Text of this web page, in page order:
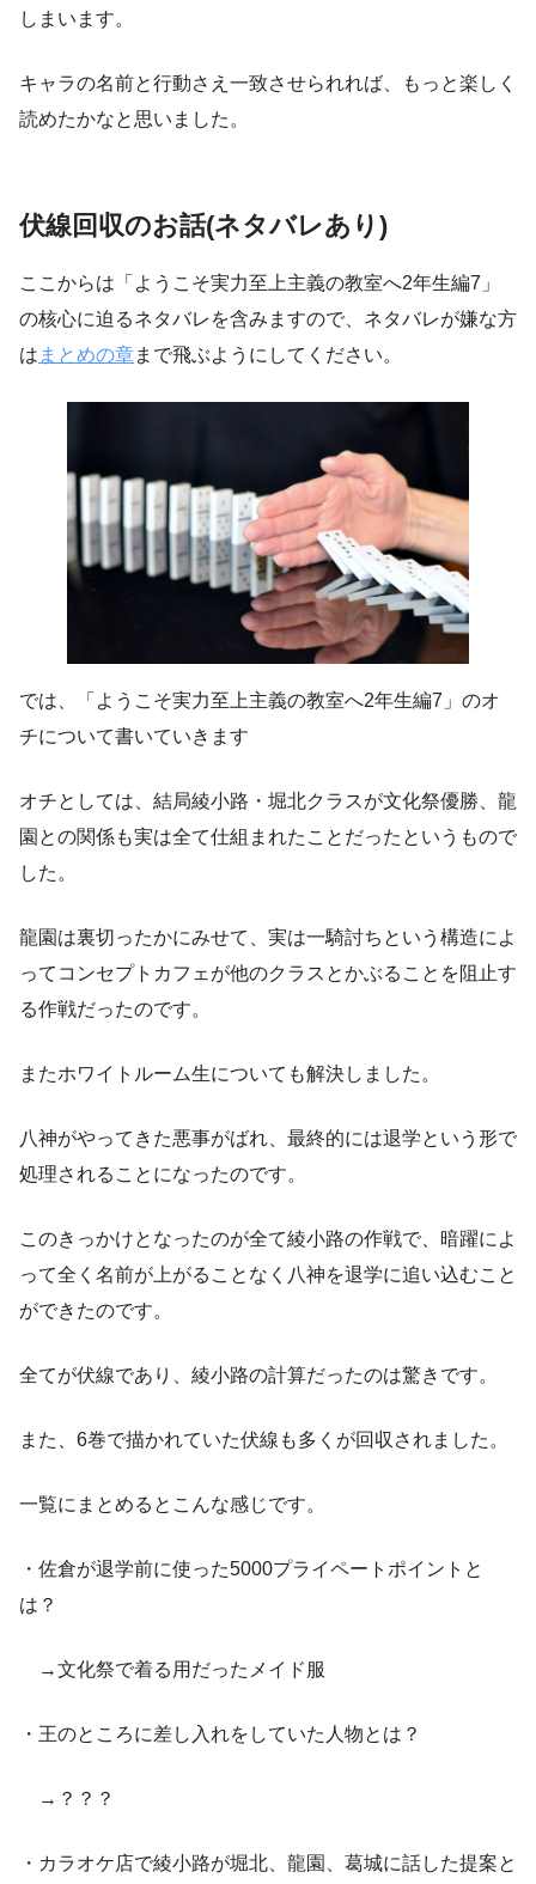
しまいます。
キャラの名前と行動さえ一致させられれば、もっと楽しく
読めたかなと思いました。
伏線回収のお話(ネタバレあり)
ここからは「ようこそ実力至上主義の教室へ2年生編7」
の核心に迫るネタバレを含みますので、ネタバレが嫌な方
は まとめの章まで飛ぶようにしてください。
では、「ようこそ実力至上主義の教室へ2年生編7」のオ
チについて書いていきます
オチとしては、結局綾小路・堀北クラスが文化祭優勝、龍
園との関係も実は全て仕組まれたことだったというもので
した。
龍園は裏切ったかにみせて、実は一騎討ちという構造によ
ってコンセプトカフェが他のクラスとかぶることを阻止す
る作戦だったのです。
またホワイトルーム生についても解決しました。
八神がやってきた悪事がばれ、最終的には退学という形で
処理されることになったのです。
このきっかけとなったのが全て綾小路の作戦で、暗躍によ
って全く名前が上がることなく八神を退学に追い込むこと
ができたのです。
全てが伏線であり、綾小路の計算だったのは驚きです。
また、6巻で描かれていた伏線も多くが回収されました。
一覧にまとめるとこんな感じです。
・佐倉が退学前に使った5000プライペートポイントと
は？
→文化祭で着る用だったメイド服
・王のところに差し入れをしていた人物とは？
→？？？
・カラオケ店で綾小路が堀北、龍園、葛城に話した提案と